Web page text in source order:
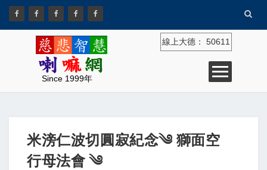
Since 1999年
線上大德： 50611
米滂仁波切圓寂紀念༄ 獅面空
行母法會 ༄